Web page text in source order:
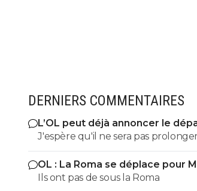
DERNIERS COMMENTAIRES
L’OL peut déjà annoncer le
Fonseca
J'espère qu'il ne sera pas prolonger
en cas de qualif en C1 cet été.
OL : La Roma se déplace pour
Fofana
Ils ont pas de sous la Roma